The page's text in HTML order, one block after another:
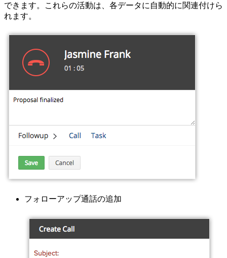
できます。これらの活動は、各データに自動的に関連付けら
れます。
フォローアップ通話の追加